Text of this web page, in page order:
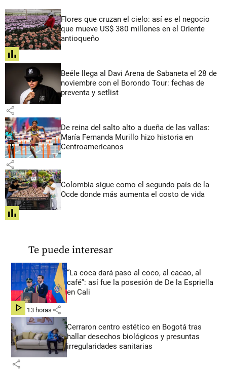
Flores que cruzan el cielo: así es el negocio
que mueve US$ 380 millones en el Oriente
antioqueño
share
Beéle llega al Davi Arena de Sabaneta el 28 de
noviembre con el Borondo Tour: fechas de
preventa y setlist
share
De reina del salto alto a dueña de las vallas:
María Fernanda Murillo hizo historia en
Centroamericanos
share
Colombia sigue como el segundo país de la
Ocde donde más aumenta el costo de vida
share
Te puede interesar
“La coca dará paso al coco, al cacao, al
café”: así fue la posesión de De la Espriella
en Cali
hace 13 horas share
Cerraron centro estético en Bogotá tras
hallar desechos biológicos y presuntas
irregularidades sanitarias
share